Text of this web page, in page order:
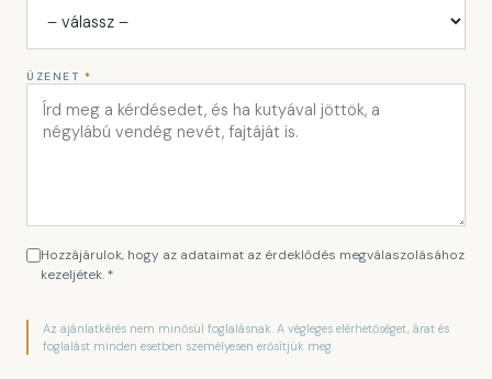
ÜZENET *
Hozzájárulok, hogy az adataimat az érdeklődés megválaszolásához
kezeljétek. *
Az ajánlatkérés nem minősül foglalásnak. A végleges elérhetőséget, árat és
foglalást minden esetben személyesen erősítjük meg.